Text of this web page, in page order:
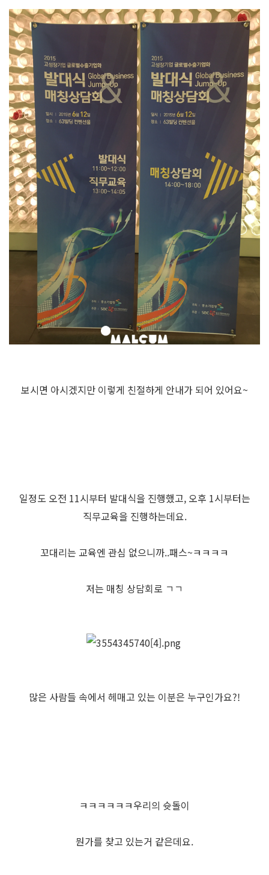
보시면 아시겠지만 이렇게 친절하게 안내가 되어 있어요~
일정도 오전 11시부터 발대식을 진행했고, 오후 1시부터는
직무교육을 진행하는데요.
꼬대리는 교육엔 관심 없으니까..패스~ㅋㅋㅋㅋ
저는 매칭 상담회로 ㄱㄱ
많은 사람들 속에서 헤매고 있는 이분은 누구인가요?!
ㅋㅋㅋㅋㅋㅋ우리의 슛돌이
뭔가를 찾고 있는거 같은데요.